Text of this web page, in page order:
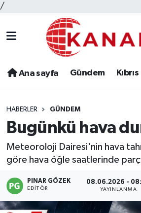
/
Ana sayfa Gündem Kıbrıs
HABERLER GÜNDEM
Bugünkü hava
Meteoroloji Dairesi'nin hava
göre hava öğle saatlerinde
PINAR GÖZEK
EDITÖR
08.06.2026 -
YAYINLANMA